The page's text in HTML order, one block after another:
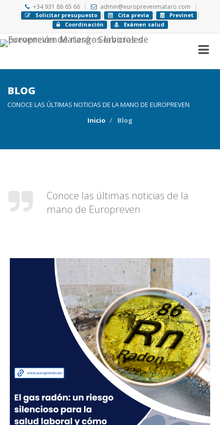
+34 931 86 65 66 admin@europrevenmataro.com
Solicitar presupuesto Cita previa
Previnet
Coordinación
Exámen salud
BLOG
CONOCE LAS ÚLTIMAS NOTICIAS DE LA MANO DE EUROPREVEN
Inicio
Blog
Conoce las últimas noticias de la
mano de Europreven